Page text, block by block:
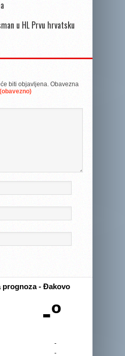
u HL Prvu hrvatsku
biti objavljena. Obavezna
prognoza - Đakovo
-º
-
-